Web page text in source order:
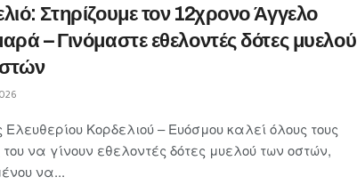
Στηρίζουμε τον 12χρονο Άγγελο
– Γινόμαστε εθελοντές δότες μυελού
Κορδελιού – Ευόσμου καλεί όλους τους
του να γίνουν εθελοντές δότες μυελού των οστών,
να...